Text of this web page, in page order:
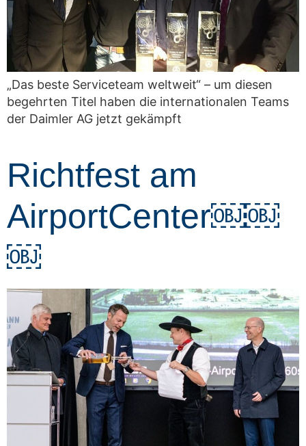
„Das beste Serviceteam weltweit“ – um diesen
begehrten Titel haben die internationalen Teams
der Daimler AG jetzt gekämpft
Richtfest am
AirportCenter￼￼
￼